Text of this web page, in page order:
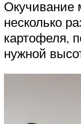
Окучивание
несколько
картофеля,
нужной